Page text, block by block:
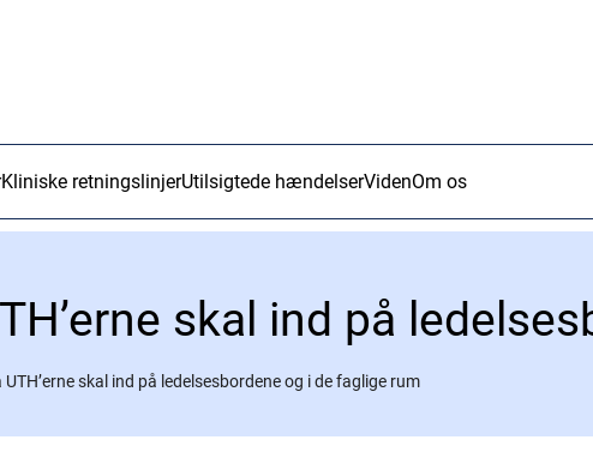
Kliniske retningslinjerUtilsigtede hændelserVidenOm os
skal ind på ledelsesbordene og i de faglige rum